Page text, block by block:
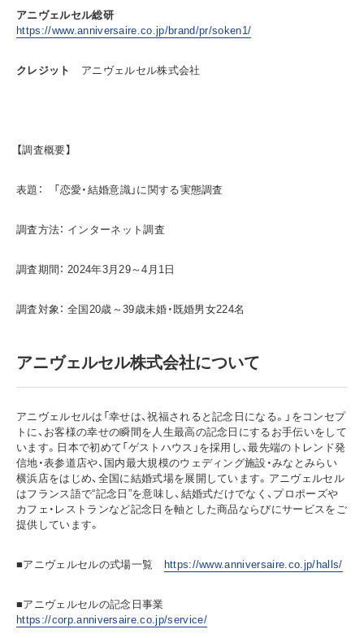
アニヴェルセル総研
https://www.anniversaire.co.jp/brand/pr/soken1/
クレジット アニヴェルセル株式会社
【調査概要】
表題： 「恋愛・結婚意識」に関する実態調査
調査方法： インターネット調査
調査期間： 2024年3月29～4月1日
調査対象： 全国20歳～39歳未婚・既婚男女224名
アニヴェルセル株式会社について
アニヴェルセルは「幸せは、祝福されると記念日になる。」をコンセプ
トに、お客様の幸せの瞬間を人生最高の記念日にするお手伝いをして
います。日本で初めて「ゲストハウス」を採用し、最先端のトレンド発
信地・表参道店や、国内最大規模のウェディング施設・みなとみらい
横浜店をはじめ、全国に結婚式場を展開しています。アニヴェルセル
はフランス語で“記念日”を意味し、結婚式だけでなく、プロポーズや
カフェ・レストランなど記念日を軸とした商品ならびにサービスをご
提供しています。
■アニヴェルセルの式場一覧 https://www.anniversaire.co.jp/halls/
■アニヴェルセルの記念日事業
https://corp.anniversaire.co.jp/service/